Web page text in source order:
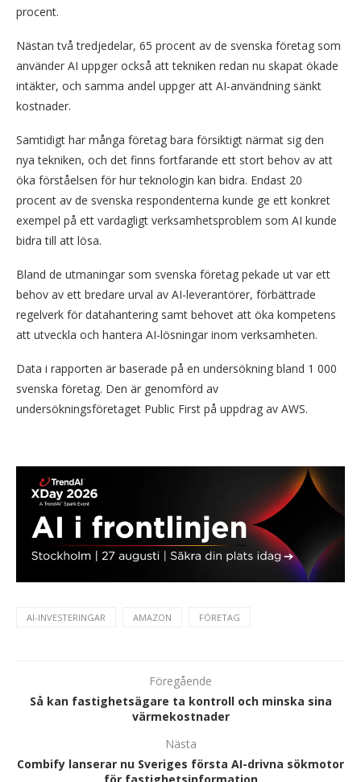
procent.
Nästan två tredjedelar, 65 procent av de svenska företag som
använder AI uppger också att tekniken redan nu skapat ökade
intäkter, och samma andel uppger att AI-användning sänkt
kostnader.
Samtidigt har många företag bara försiktigt närmat sig den
nya tekniken, och det finns fortfarande ett stort behov av att
öka förståelsen för hur teknologin kan bidra. Endast 20
procent av de svenska respondenterna kunde ge ett konkret
exempel på ett vardagligt verksamhetsproblem som AI kunde
bidra till att lösa.
Bland de utmaningar som svenska företag pekade ut var ett
behov av ett bredare urval av AI-leverantörer, förbättrade
regelverk för datahantering samt behovet att öka kompetens
att utveckla och hantera AI-lösningar inom verksamheten.
Data i rapporten är baserade på en undersökning bland 1 000
svenska företag. Den är genomförd av
undersökningsföretaget Public First på uppdrag av AWS.
AI-INVESTERINGAR AMAZON FÖRETAG
Föregående
Så kan fastighetsägare ta kontroll och minska sina
värmekostnader
Nästa
Combify lanserar nu Sveriges första AI-drivna sökmotor